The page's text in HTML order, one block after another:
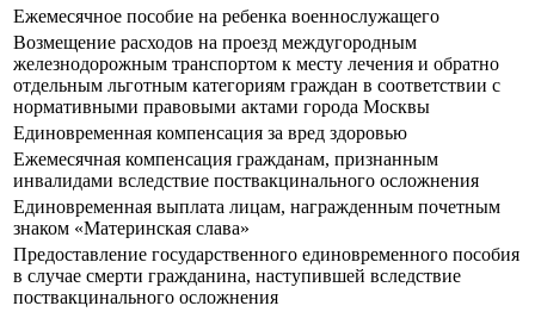
Ежемесячное пособие на ребенка военнослужащего
Возмещение расходов на проезд междугородным
железнодорожным транспортом к месту лечения и обратно
отдельным льготным категориям граждан в соответствии с
нормативными правовыми актами города Москвы
Единовременная компенсация за вред здоровью
Ежемесячная компенсация гражданам, признанным
инвалидами вследствие поствакцинального осложнения
Единовременная выплата лицам, награжденным почетным
знаком «Материнская слава»
Предоставление государственного единовременного пособия
в случае смерти гражданина, наступившей вследствие
поствакцинального осложнения